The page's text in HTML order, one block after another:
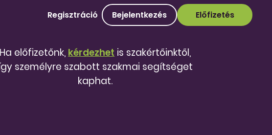
Regisztráció Bejelentkezés Előfizetés
Ha előfizetőnk, kérdezhet is szakértőinktől,
személyre szabott szakmai segítséget
kaphat.